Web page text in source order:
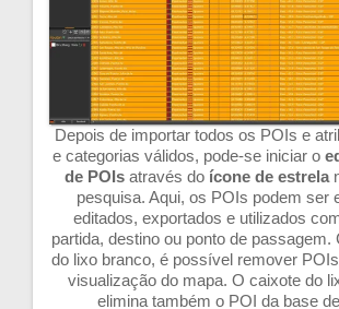
Depois de importar todos os POIs e
e categorias válidos, pode-se iniciar o
de POIsatravés do ícone de estrela
pesquisa. Aqui, os POIs podem ser
editados, exportados e utilizados
partida, destino ou ponto de passagem.
do lixo branco, é possível remover
visualização do mapa. O caixote do
elimina também o POI da base